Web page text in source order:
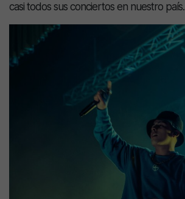
casi todos sus conciertos en nuestro país.